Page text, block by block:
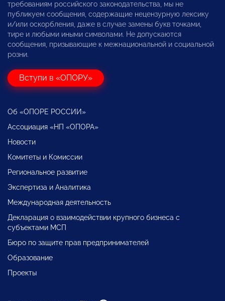
требованиям российского законодательства, мы не
публикуем сообщения, содержащие нецензурную лексику
и/или оскорбления, даже в случае замены букв точками,
тире и любыми иными символами. Не допускаются
сообщения, призывающие к межнациональной и социальной
розни.
Вступи в «ОПОРУ»
Об «ОПОРЕ РОССИИ»
Ассоциация «НП «ОПОРА»
Новости
Комитеты и Комиссии
Региональное развитие
Экспертиза и Аналитика
Международная деятельность
Декларация о взаимодействии крупного бизнеса с
субъектами МСП
Бюро по защите прав предпринимателей
Образование
Проекты